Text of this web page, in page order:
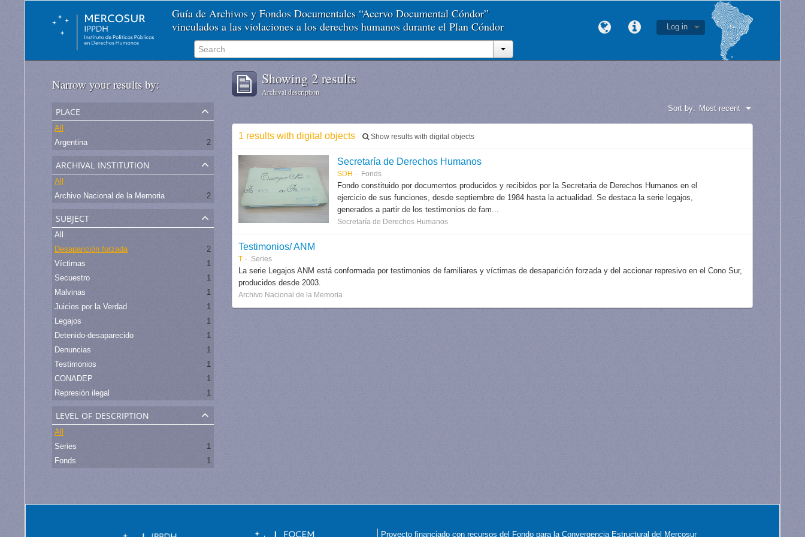
Guía de Archivos y Fondos Documentales “Acervo Documental Cóndor”
vinculados a las violaciones a los derechos humanos durante el Plan Cóndor
Log in
Narrow your results by:
place
All
Argentina
2
archival institution
All
Archivo Nacional de la Memoria
2
subject
All
Desaparición forzada
2
Víctimas
1
Secuestro
1
Malvinas
1
Juicios por la Verdad
1
Legajos
1
Detenido-desaparecido
1
Denuncias
1
Testimonios
1
CONADEP
1
Represión ilegal
1
level of description
All
Series
1
Fonds
1
Showing 2 results
Archival description
Sort by: Most recent
1 results with digital objects Show results with digital objects
Secretaría de Derechos Humanos
SDH Fonds
Fondo constituido por documentos producidos y recibidos por la Secretaria de Derechos Humanos en el
ejercicio de sus funciones, desde septiembre de 1984 hasta la actualidad. Se destaca la serie legajos,
generados a partir de los testimonios de fam...
Secretaría de Derechos Humanos
Testimonios/ ANM
T Series
La serie Legajos ANM está conformada por testimonios de familiares y víctimas de desaparición forzada y del accionar represivo en el Cono Sur,
producidos desde 2003.
Archivo Nacional de la Memoria
Proyecto financiado con recursos del Fondo para la Convergencia Estructural del Mercosur